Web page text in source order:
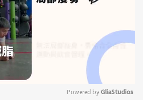
Powered by GliaStudios